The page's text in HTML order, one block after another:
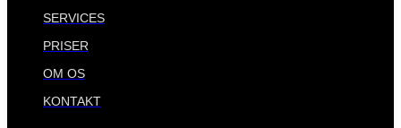
SERVICES
PRISER
OM OS
KONTAKT